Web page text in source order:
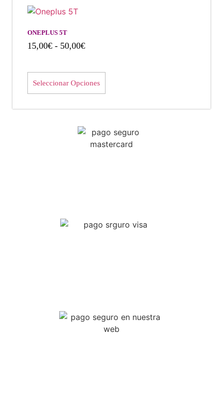
ONEPLUS 5T
15,00€ - 50,00€
Seleccionar Opciones